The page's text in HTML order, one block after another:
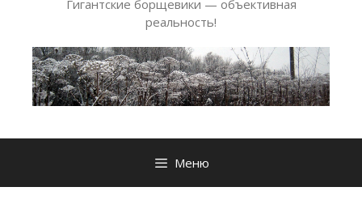
Гигантские борщевики — объективная
реальность!
Меню